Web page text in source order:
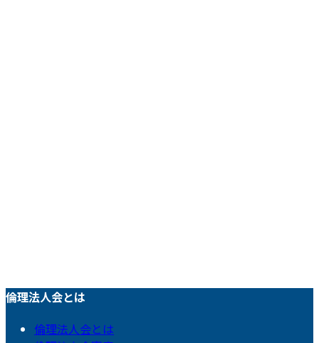
倫理法人会とは
倫理法人会とは